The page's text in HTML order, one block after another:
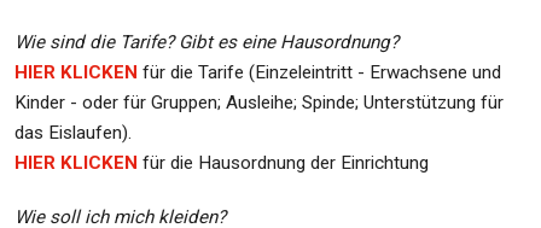
Wie sind die Tarife? Gibt es eine Hausordnung?
HIER KLICKEN für die Tarife (Einzeleintritt - Erwachsene und
Kinder - oder für Gruppen; Ausleihe; Spinde; Unterstützung für
das Eislaufen).
HIER KLICKEN für die Hausordnung der Einrichtung
Wie soll ich mich kleiden?